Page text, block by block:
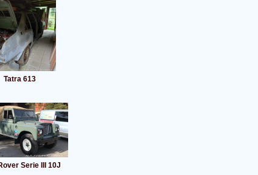
Tatra 613
Serie III 10J